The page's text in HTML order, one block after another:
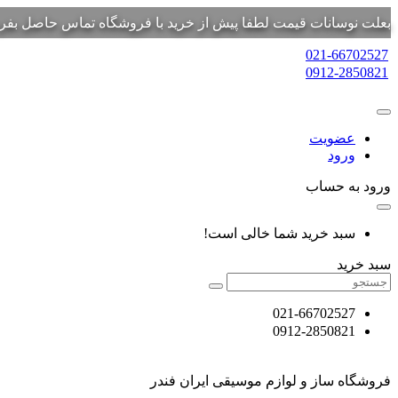
بعلت نوسانات قیمت لطفا پیش از خرید با فروشگاه تماس حاصل
021-66702527
0912-2850821
عضویت
ورود
ورود به حساب
سبد خرید شما خالی است!
سبد خرید
021-66702527
0912-2850821
فروشگاه ساز و لوازم موسیقی ایران فندر